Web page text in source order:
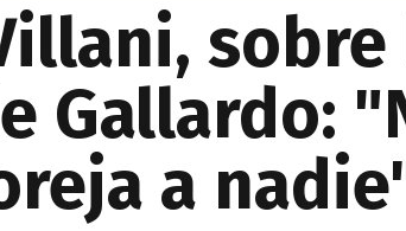
sobre
Gallardo:
a